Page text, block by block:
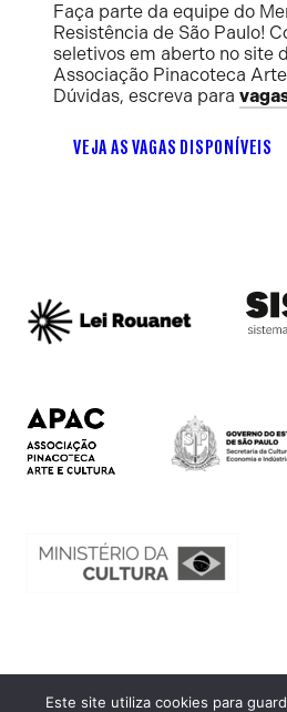
Faça parte da equipe do
Resistência de São Paulo!
seletivos em aberto no site
Associação Pinacoteca
Dúvidas, escreva para
VEJA AS VAGAS DISPONÍVEIS
Este site utiliza cookies para